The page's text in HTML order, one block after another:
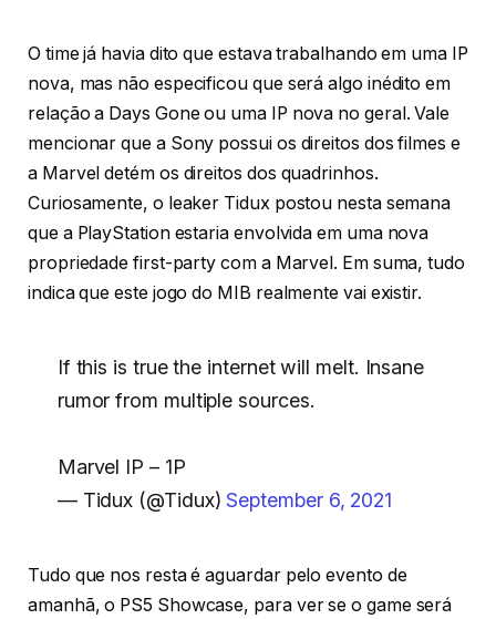
O time já havia dito que estava trabalhando em uma IP
nova, mas não especificou que será algo inédito em
relação a Days Gone ou uma IP nova no geral. Vale
mencionar que a Sony possui os direitos dos filmes e
a Marvel detém os direitos dos quadrinhos.
Curiosamente, o leaker Tidux postou nesta semana
que a PlayStation estaria envolvida em uma nova
propriedade first-party com a Marvel. Em suma, tudo
indica que este jogo do MIB realmente vai existir.
If this is true the internet will melt. Insane
rumor from multiple sources.
Marvel IP – 1P
— Tidux (@Tidux)September 6, 2021
Tudo que nos resta é aguardar pelo evento de
amanhã, o PS5 Showcase, para ver se o game será